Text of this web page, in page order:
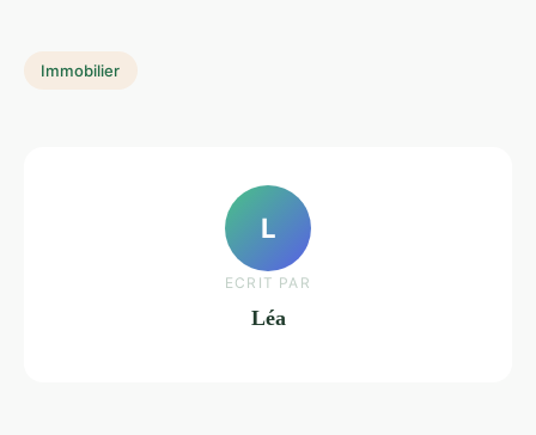
Immobilier
L
ECRIT PAR
Léa